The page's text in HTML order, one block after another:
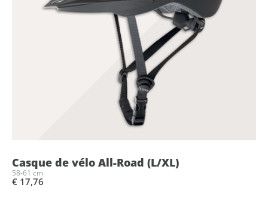
Casque de vélo All-Road (L/XL)
58-61 cm
€ 17,76